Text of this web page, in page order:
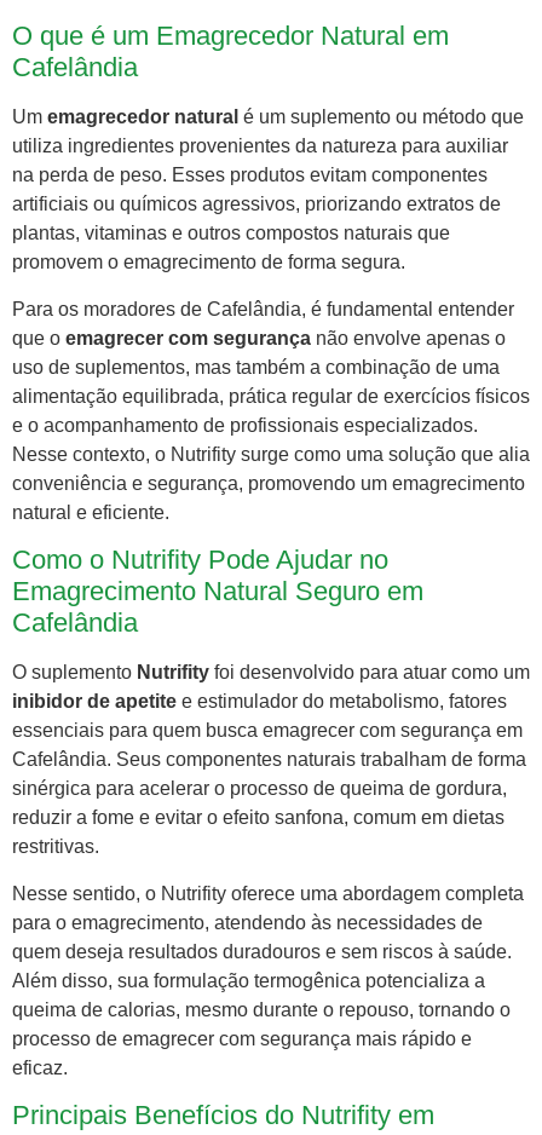
O que é um Emagrecedor Natural em
Cafelândia
Um emagrecedor natural é um suplemento ou método que
utiliza ingredientes provenientes da natureza para auxiliar
na perda de peso. Esses produtos evitam componentes
artificiais ou químicos agressivos, priorizando extratos de
plantas, vitaminas e outros compostos naturais que
promovem o emagrecimento de forma segura.
Para os moradores de Cafelândia, é fundamental entender
que o emagrecer com segurança não envolve apenas o
uso de suplementos, mas também a combinação de uma
alimentação equilibrada, prática regular de exercícios físicos
e o acompanhamento de profissionais especializados.
Nesse contexto, o Nutrifity surge como uma solução que alia
conveniência e segurança, promovendo um emagrecimento
natural e eficiente.
Como o Nutrifity Pode Ajudar no
Emagrecimento Natural Seguro em
Cafelândia
O suplemento Nutrifity foi desenvolvido para atuar como um
inibidor de apetite e estimulador do metabolismo, fatores
essenciais para quem busca emagrecer com segurança em
Cafelândia. Seus componentes naturais trabalham de forma
sinérgica para acelerar o processo de queima de gordura,
reduzir a fome e evitar o efeito sanfona, comum em dietas
restritivas.
Nesse sentido, o Nutrifity oferece uma abordagem completa
para o emagrecimento, atendendo às necessidades de
quem deseja resultados duradouros e sem riscos à saúde.
Além disso, sua formulação termogênica potencializa a
queima de calorias, mesmo durante o repouso, tornando o
processo de emagrecer com segurança mais rápido e
eficaz.
Principais Benefícios do Nutrifity em